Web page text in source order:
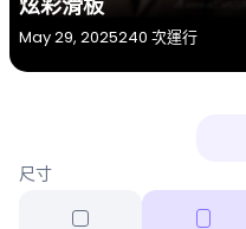
May 29, 2025240 次運行
尺寸